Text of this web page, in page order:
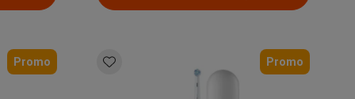
Promo Promo